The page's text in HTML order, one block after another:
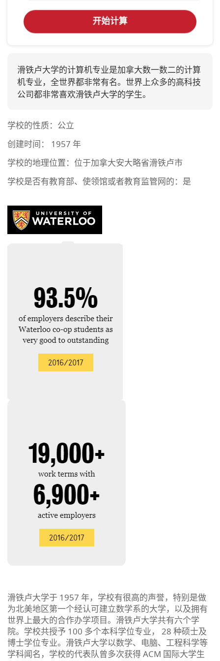
开始计算
滑铁卢大学的计算机专业是加拿大数一数二的计算
机专业，全世界都非常有名。世界上众多的高科技
公司都非常喜欢滑铁卢大学的学生。
学校的性质：公立
创建时间： 1957 年
学校的地理位置：位于加拿大安大略省滑铁卢市
学校是否有教育部、使领馆或者教育监管网的：是
滑铁卢大学于 1957 年，学校有很高的声誉，特别是做
为北美地区第一个经认可建立数学系的大学，以及拥有
世界上最大的合作办学项目。滑铁卢大学共有六个学
院。学校共授予 100 多个本科学位专业， 28 种硕士及
博士学位专业。滑铁卢大学以数学、电脑、工程科学等
学科闻名，学校的代表队曾多次获得 ACM 国际大学生